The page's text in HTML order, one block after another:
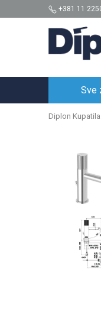
+381 11
Sve
Diplon Kupatila